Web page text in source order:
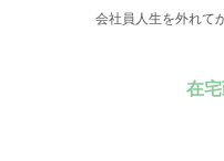
会社員人生を外れて
在